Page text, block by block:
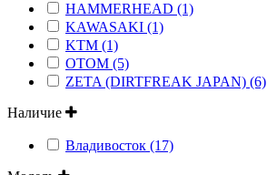
HAMMERHEAD (1)
KAWASAKI (1)
KTM (1)
OTOM (5)
ZETA (DIRTFREAK JAPAN) (6)
Наличие
Владивосток (17)